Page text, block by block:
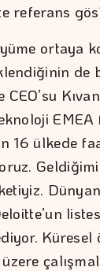
referans
ortaya
CEO’su
16 ülkede